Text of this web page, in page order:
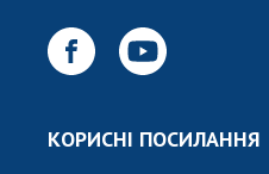
МЕДІА ПРО НАС
АКАДЕМІЯ КОМЕНТУЄ
КОНТАКТИ
КОРИСНІ ПОСИЛАННЯ